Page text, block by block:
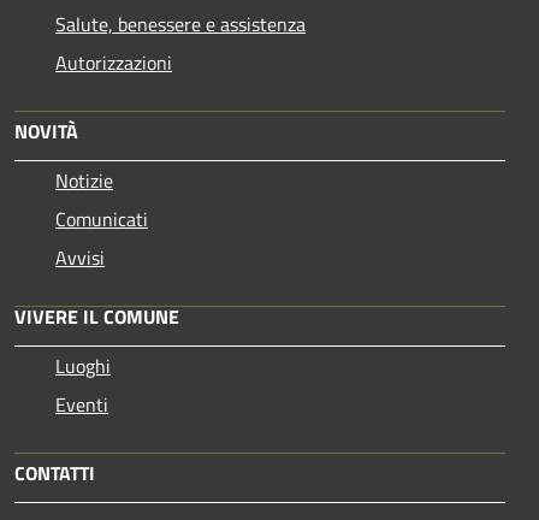
Salute, benessere e assistenza
Autorizzazioni
NOVITÀ
Notizie
Comunicati
Avvisi
VIVERE IL COMUNE
Luoghi
Eventi
CONTATTI